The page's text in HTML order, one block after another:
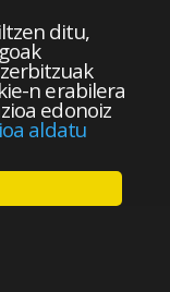
ditu,
n erabilera
edonoiz
aldatu